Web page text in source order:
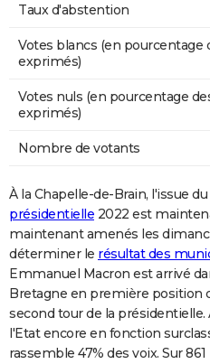
Taux d'abstention
Votes blancs (en pourcentage
exprimés)
Votes nuls (en pourcentage
exprimés)
Nombre de votants
À la Chapelle-de-Brain, l'issue
présidentielle 2022 est
maintenant amenés les
déterminer le résultat des
Emmanuel Macron est arrivé
Bretagne en première position
second tour de la présidentielle.
l'Etat encore en fonction
rassemble 47% des voix. Sur